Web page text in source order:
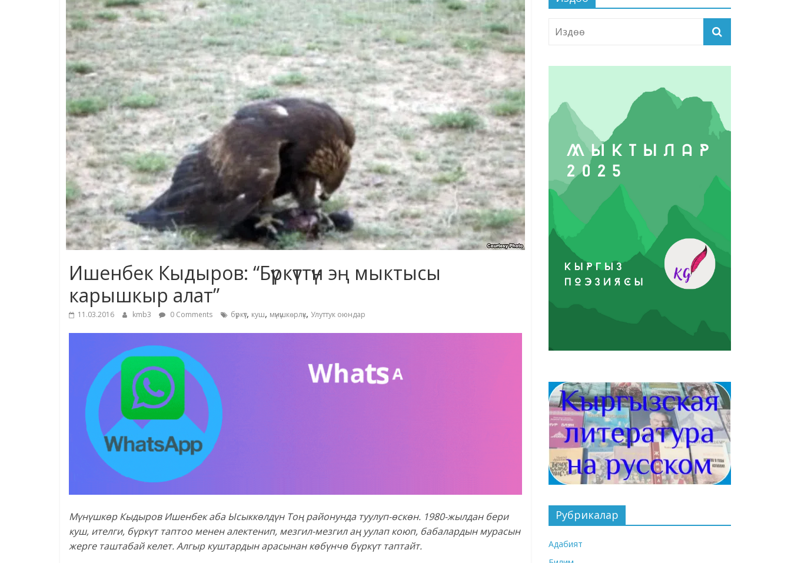
Ишенбек Кыдыров: “Бүркүттүн эң мыктысы
карышкыр алат”
11.03.2016 kmb3 0 Comments бүркүт, куш, мүнүшкөрлүк, Улуттук оюндар
Мүнүшкөр Кыдыров Ишенбек аба Ысыккөлдүн Тоң районунда туулуп-өскөн. 1980-жылдан бери
куш, ителги, бүркүт таптоо менен алектенип, мезгил-мезгил аң уулап коюп, бабалардын мурасын
жерге таштабай келет. Алгыр куштардын арасынан көбүнчө бүркүт таптайт.
Рубрикалар
Адабият